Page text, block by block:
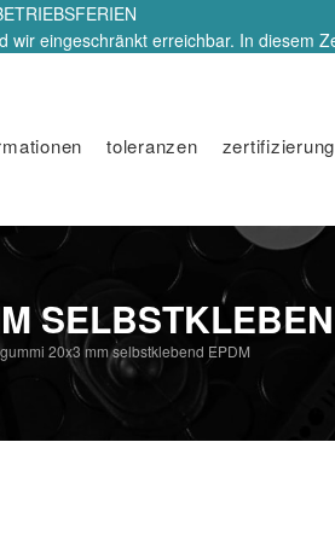
eingeschränkt erreichbar. In diesem
toleranzen zertifizierung
20x3 mm selbstklebend EPDM